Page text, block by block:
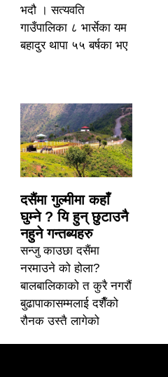
भदौ । सत्यवति
गाउँपालिका ८ भार्सेका यम
बहादुर थापा ५५ बर्षका भए
दसैंमा गुल्मीमा कहाँ
घुम्ने ? यि हुन् छुटाउनै
नहुने गन्तब्यहरु
सन्जु काउछा दसैंमा
नरमाउने को होला?
बालबालिकाको त कुरै नगरौं
बुढापाकासम्मलाई दशैँको
रौनक उस्तै लागेको